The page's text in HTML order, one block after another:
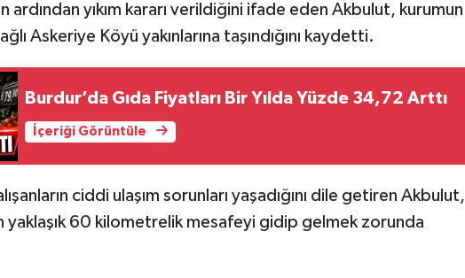
yıkım kararı verildiğini ifade eden Akbulut, kurumun
Askeriye Köyü yakınlarına taşındığını kaydetti.
Burdur’da Gıda Fiyatları Bir Yılda Yüzde 34,72 Arttı
İçeriği Görüntüle
ciddi ulaşım sorunları yaşadığını dile getiren Akbulut,
yaklaşık 60 kilometrelik mesafeyi gidip gelmek zorunda